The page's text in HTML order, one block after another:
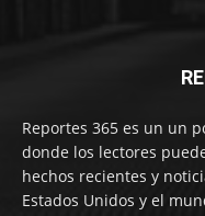
Reportes 365 es un un
donde los lectores
hechos recientes y
Estados Unidos y el